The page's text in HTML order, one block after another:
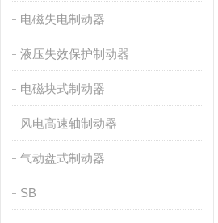
电磁失电制动器
液压失效保护制动器
电磁块式制动器
风电高速轴制动器
气动盘式制动器
SB